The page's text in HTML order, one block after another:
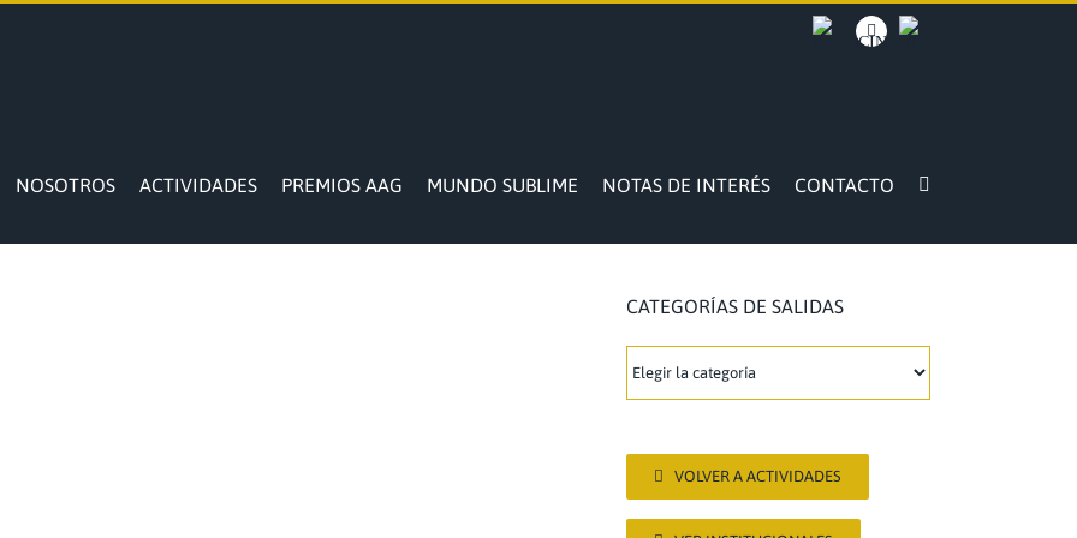
BACOCINA
FacebookINTRANET
NOSOTROS ACTIVIDADES PREMIOS AAG MUNDO SUBLIME NOTAS DE INTERÉS CONTACTO
CATEGORÍAS DE SALIDAS
DE
VOLVER A ACTIVIDADES